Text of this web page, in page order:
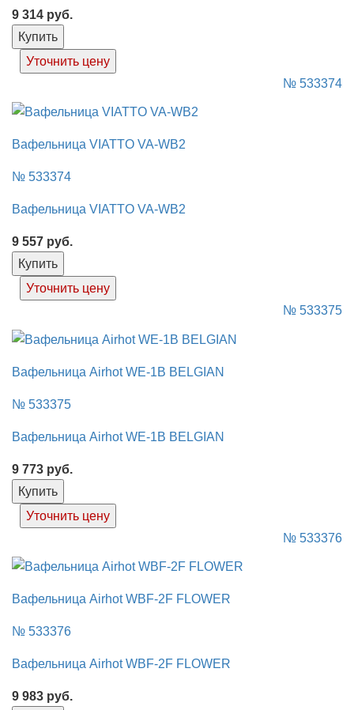
9 314 руб.
Купить
Уточнить цену
№ 533374
Вафельница VIATTO VA-WB2
№ 533374
Вафельница VIATTO VA-WB2
9 557 руб.
Купить
Уточнить цену
№ 533375
Вафельница Airhot WE-1B BELGIAN
№ 533375
Вафельница Airhot WE-1B BELGIAN
9 773 руб.
Купить
Уточнить цену
№ 533376
Вафельница Airhot WBF-2F FLOWER
№ 533376
Вафельница Airhot WBF-2F FLOWER
9 983 руб.